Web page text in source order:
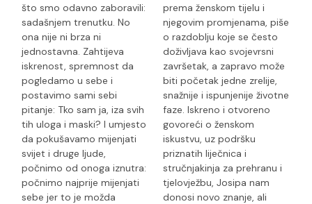
što smo odavno zaboravili:
sadašnjem trenutku. No
ona nije ni brza ni
jednostavna. Zahtijeva
iskrenost, spremnost da
pogledamo u sebe i
postavimo sami sebi
pitanje: Tko sam ja, iza svih
tih uloga i maski? I umjesto
da pokušavamo mijenjati
svijet i druge ljude,
počnimo od onoga iznutra:
počnimo najprije mijenjati
sebe jer to je možda
prema ženskom tijelu i
njegovim promjenama, piše
o razdoblju koje se često
doživljava kao svojevrsni
završetak, a zapravo može
biti početak jedne zrelije,
snažnije i ispunjenije životne
faze. Iskreno i otvoreno
govoreći o ženskom
iskustvu, uz podršku
priznatih liječnica i
stručnjakinja za prehranu i
tjelovježbu, Josipa nam
donosi novo znanje, ali